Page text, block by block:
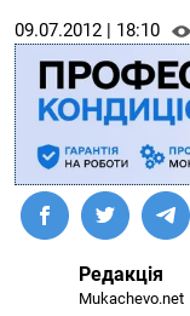
09.07.2012 | 18:10
Редакція
Mukachevo.net